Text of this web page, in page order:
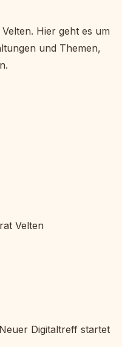
Hier geht es um
und Themen,
Velten
Digitaltreff startet